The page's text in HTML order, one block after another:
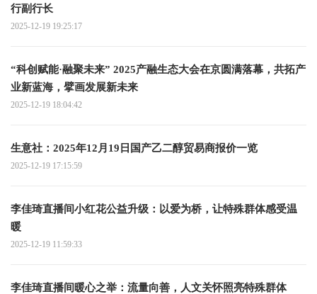
行副行长
2025-12-19 19:25:17
“科创赋能·融聚未来” 2025产融生态大会在京圆满落幕，共拓产
业新蓝海，擘画发展新未来
2025-12-19 18:04:42
生意社：2025年12月19日国产乙二醇贸易商报价一览
2025-12-19 17:15:59
李佳琦直播间小红花公益升级：以爱为桥，让特殊群体感受温
暖
2025-12-19 11:59:33
李佳琦直播间暖心之举：流量向善，人文关怀照亮特殊群体